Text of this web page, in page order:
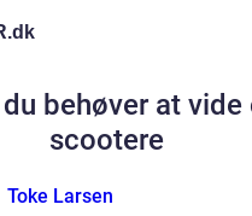
dk
behøver at vide
scootere
Toke Larsen